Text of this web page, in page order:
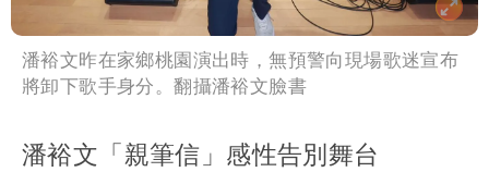
潘裕文昨在家鄉桃園演出時，無預警向現場歌迷宣布
將卸下歌手身分。翻攝潘裕文臉書
潘裕文「親筆信」感性告別舞台